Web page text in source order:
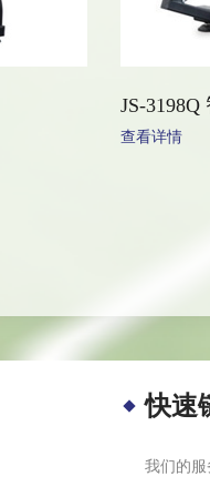
JS-
查看详情
快速
我们的服